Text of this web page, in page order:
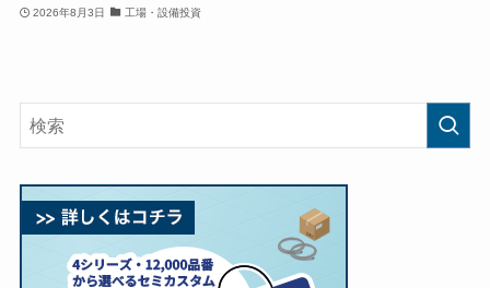
2026年8月3日 工場・設備投資